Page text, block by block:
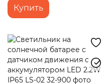
CWКупить